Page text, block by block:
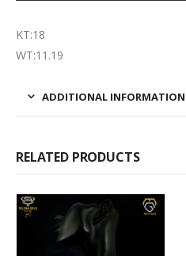
KT:18
WT:11.19
ADDITIONAL INFORMATION
RELATED PRODUCTS